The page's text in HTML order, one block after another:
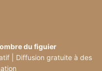
du figuier
| Diffusion gratuite à des